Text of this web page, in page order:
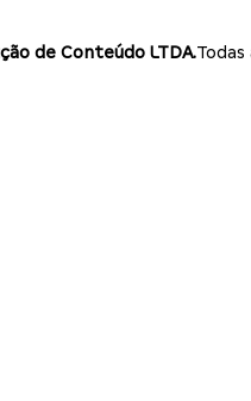
de Conteúdo LTDA.